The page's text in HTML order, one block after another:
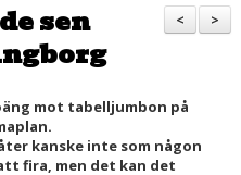
>
<
sen
mot tabelljumbon på
kanske inte som någon
fira, men det kan det